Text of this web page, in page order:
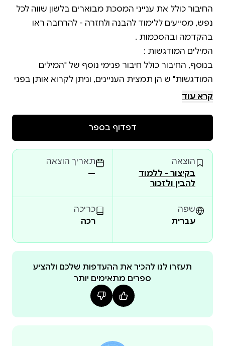
החיבור כולל את ענייני המסכת מבוארים בלשון שווה לכל
נפש, מסייעים ללימוד להבנה ולחזרה - להרחבה ראו
בנוסף, החיבור כולל חיבור פנימי נוסף של "המילים
המודגשות" ש הן תמצית העניינים, וניתן לקרוא אותן בפני
עצמן כהכנה מהירה לפני הלימוד וכחזרה מהירה ובהירה
שכמעט אין דרך להגיע אליו ללא חזרות מרובות. לאחר
לימוד ראשוני של כל עניין, ניתן לחזור עליו בזמן קצר מאד,
על ידי קריאה של המילים המודגשות בפני עצמן, כך ניתן
קרא עוד
דפדוף בספר
הוצאה
בקיצור - ללמוד
להבין ולזכור
תאריך הוצאה
—
שפה
עברית
כריכה
רכה
תעזרו לנו להכיר את ההעדפות שלכם ולהציע
ספרים מתאימים יותר